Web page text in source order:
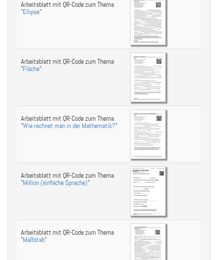
Arbeitsblatt mit QR-Code zum Thema
"Ellipse"
Arbeitsblatt mit QR-Code zum Thema
"Fläche"
Arbeitsblatt mit QR-Code zum Thema
"Wie rechnet man in der Mathematik?"
Arbeitsblatt mit QR-Code zum Thema
"Million (einfache Sprache)"
Arbeitsblatt mit QR-Code zum Thema
"Maßstab"